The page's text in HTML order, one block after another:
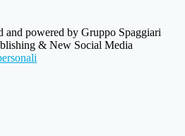
and powered by Gruppo Spaggiari
& New Social Media